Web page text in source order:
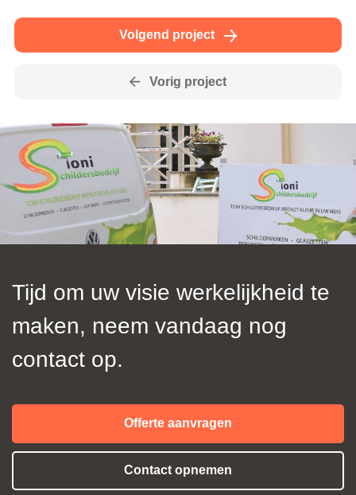
Volgend project
Vorig project
Tijd om uw visie werkelijkheid te
maken, neem vandaag nog
contact op.
Offerte aanvragen
Contact opnemen